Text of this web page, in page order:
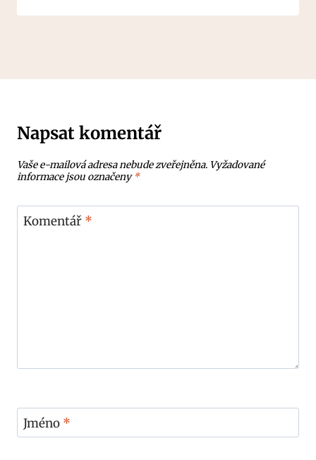
Napsat komentář
Vaše e-mailová adresa nebude zveřejněna. Vyžadované
informace jsou označeny*
Komentář *
Jméno *